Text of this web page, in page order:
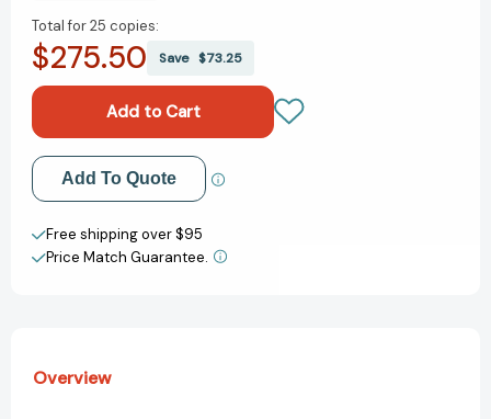
of
Quién
Se
Llevado
Mi
Queso?
of
Quién
Se
Llevado
Mi
Queso?
Total for25 copies:
$275.50 Save $73.25
Add to My Wish List
Create New Wish List
View All Wish List
Add To Quote
Free shipping over $95
Price Match Guarantee.
Overview